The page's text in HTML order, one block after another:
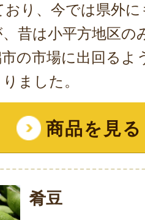
おり、今では県外
昔は小平方地区の
の市場に出回るよ
ました。
商品を見る
肴豆